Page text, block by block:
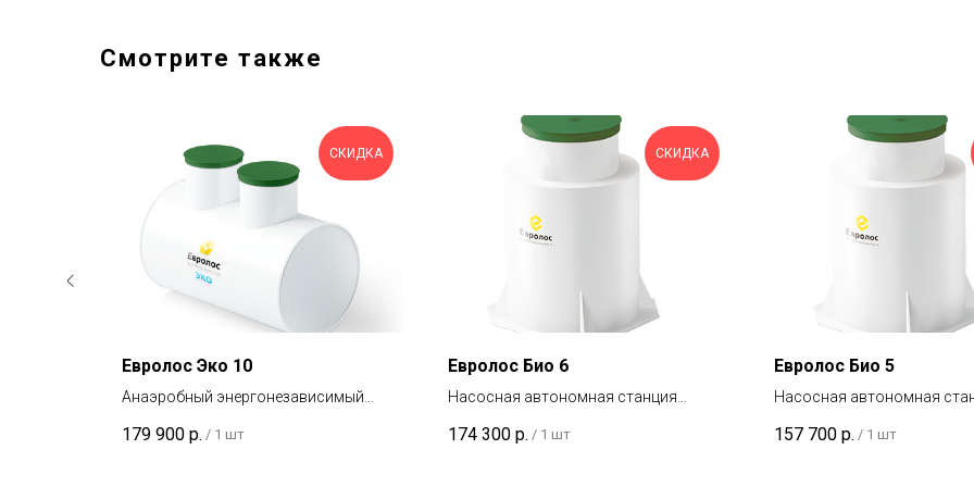
Смотрите также
СКИДКА
Евролос Эко 10
Анаэробный энергонезависимый
подходит для песчаных грунтов с
179 900 р. / 1 шт
СКИДКА
Евролос Био 6
Насосная автономная станция
загородного участка с сезонным или
174 300 р. / 1 шт
Евролос Био 5
Насосная автономная
загородного участка с
157 700 р. / 1 шт